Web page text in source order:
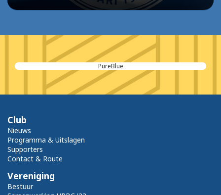
Inaxtion
Club
Nieuws
Programma & Uitslagen
Supporters
Contact & Route
Vereniging
Bestuur